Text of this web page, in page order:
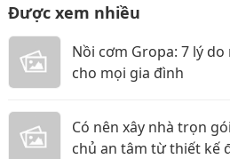
Được xem nhiều
Nồi cơm Gropa: 7 lý
cho mọi gia đình
Có nên xây nhà trọn
chủ an tâm từ thiết kế